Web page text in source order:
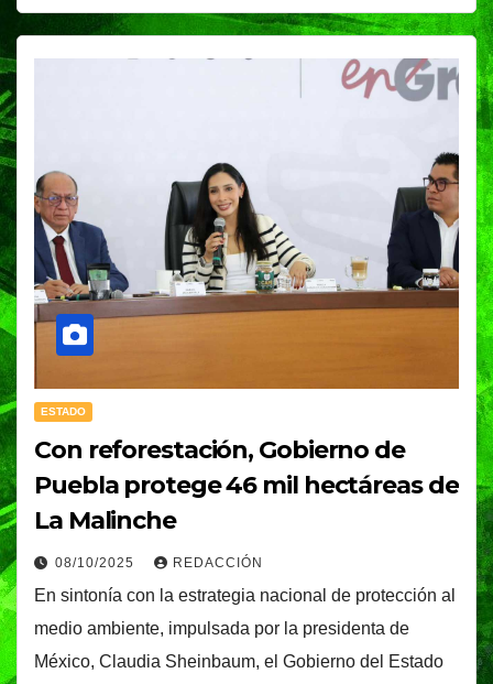
ESTADO
Con reforestación, Gobierno de
Puebla protege 46 mil hectáreas de
La Malinche
08/10/2025 REDACCIÓN
En sintonía con la estrategia nacional de protección al
medio ambiente, impulsada por la presidenta de
México, Claudia Sheinbaum, el Gobierno del Estado